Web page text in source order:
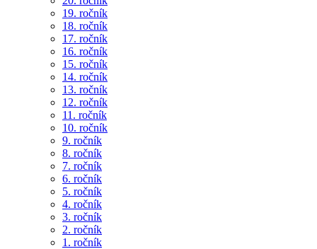
19. ročník
18. ročník
17. ročník
16. ročník
15. ročník
14. ročník
13. ročník
12. ročník
11. ročník
10. ročník
9. ročník
8. ročník
7. ročník
6. ročník
5. ročník
4. ročník
3. ročník
2. ročník
1. ročník